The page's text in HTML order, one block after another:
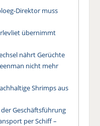
Direktor muss
übernimmt
nährt Gerüchte
nicht mehr
Shrimps aus
Geschäftsführung
per Schiff –